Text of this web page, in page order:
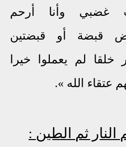
غضبي وأنا أرحم
قبضة أو قبضتين
خلقا لم يعملوا خيرا
عتقاء الله ».